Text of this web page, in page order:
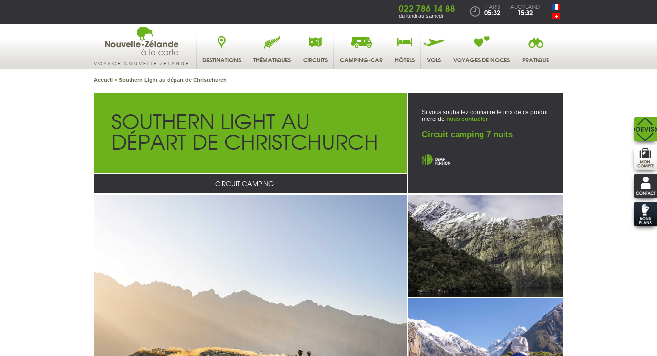
022 786 14 88
du lundi au samedi
PARIS
05:32
AUCKLAND
15:32
VOYAGE NOUVELLE ZELANDE DESTINATIONS THÉMATIQUES CIRCUITS CAMPING-CAR HÔTELS VOLS VOYAGES DE NOCES PRATIQUE
Accueil > Southern Light au départ de Christchurch
SOUTHERN LIGHT AU
DÉPART DE CHRISTCHURCH
CIRCUIT CAMPING
Si vous souhaitez connaitre le prix de ce produit
merci de nous contacter
Circuit camping 7 nuits